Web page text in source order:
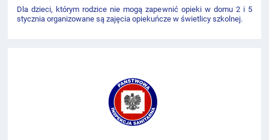
Dla dzieci, którym rodzice nie mogą zapewnić opieki w domu 2 i 5
stycznia organizowane są zajęcia opiekuńcze w świetlicy szkolnej.